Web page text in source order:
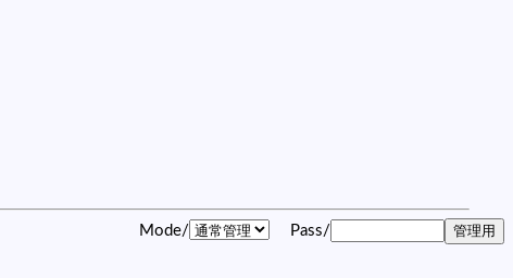
Mode/ Pass/